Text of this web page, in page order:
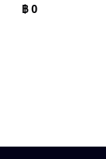
฿0